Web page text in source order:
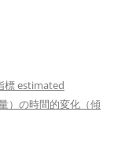
標 estimated
）の時間的変化（傾